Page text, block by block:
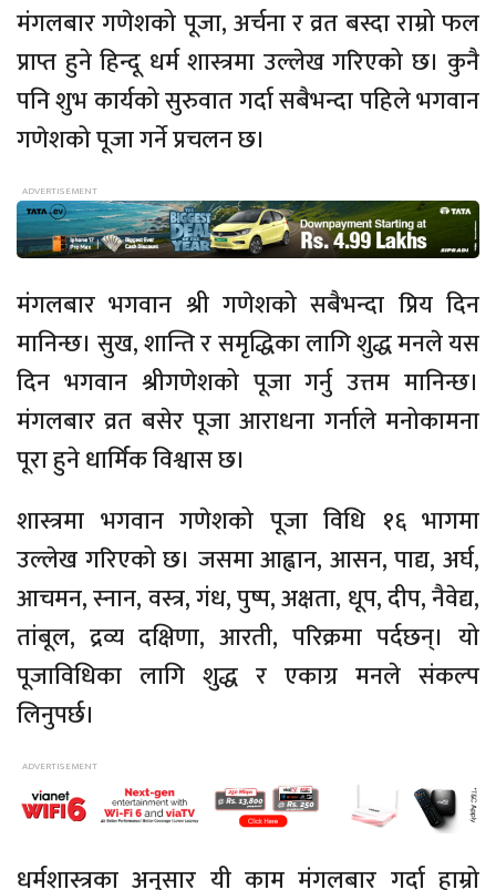
मंगलबार गणेशको पूजा, अर्चना र व्रत बस्दा राम्रो फल
प्राप्त हुने हिन्दू धर्म शास्त्रमा उल्लेख गरिएको छ। कुनै
पनि शुभ कार्यको सुरुवात गर्दा सबैभन्दा पहिले भगवान
गणेशको पूजा गर्ने प्रचलन छ।
मंगलबार भगवान श्री गणेशको सबैभन्दा प्रिय दिन
मानिन्छ। सुख, शान्ति र समृद्धिका लागि शुद्ध मनले यस
दिन भगवान श्रीगणेशको पूजा गर्नु उत्तम मानिन्छ।
मंगलबार व्रत बसेर पूजा आराधना गर्नाले मनोकामना
पूरा हुने धार्मिक विश्वास छ।
शास्त्रमा भगवान गणेशको पूजा विधि १६ भागमा
उल्लेख गरिएको छ। जसमा आह्वान, आसन, पाद्य, अर्घ,
आचमन, स्नान, वस्त्र, गंध, पुष्प, अक्षता, धूप, दीप, नैवेद्य,
तांबूल, द्रव्य दक्षिणा, आरती, परिक्रमा पर्दछन्। यो
पूजाविधिका लागि शुद्ध र एकाग्र मनले संकल्प
लिनुपर्छ।
धर्मशास्त्रका अनुसार यी काम मंगलबार गर्दा हाम्रो